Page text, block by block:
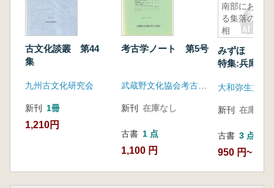
古文化談叢 第44
集
九州古文化研究会
新刊 1冊
1,210円
考古学ノート 第5号
新刊 在庫なし
古書 1 点
1,100 円
南部におけ
る集落の様
相
みずほ 第
特集:兵庫県
大和弥生文化
新刊 在庫なし
古書 3 点
950 円~